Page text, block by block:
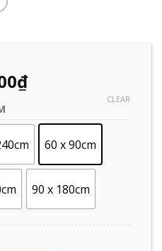
₫
60 x 90cm
90 x 180cm
CLEAR